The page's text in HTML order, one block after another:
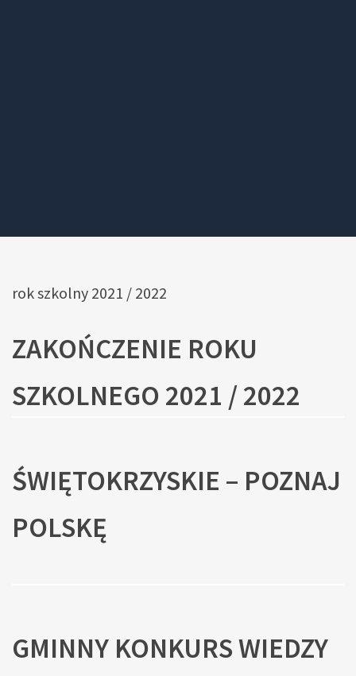
rok szkolny 2021 / 2022
ZAKOŃCZENIE ROKU
SZKOLNEGO 2021 / 2022
ŚWIĘTOKRZYSKIE – POZNAJ
POLSKĘ
GMINNY KONKURS WIEDZY